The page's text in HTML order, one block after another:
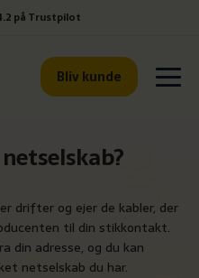
på Trustpilot
Bliv kunde
drifter og ejer de kabler, der
til din stikkontakt.
din adresse, og du kan
netselskab du har.